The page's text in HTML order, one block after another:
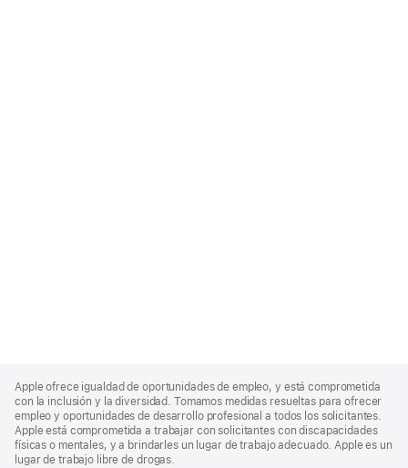
Footer
Apple ofrece igualdad de oportunidades de empleo, y está comprometida
con la inclusión y la diversidad. Tomamos medidas resueltas para ofrecer
empleo y oportunidades de desarrollo profesional a todos los solicitantes.
Apple está comprometida a trabajar con solicitantes con discapacidades
físicas o mentales, y a brindarles un lugar de trabajo adecuado. Apple es un
lugar de trabajo libre de drogas.